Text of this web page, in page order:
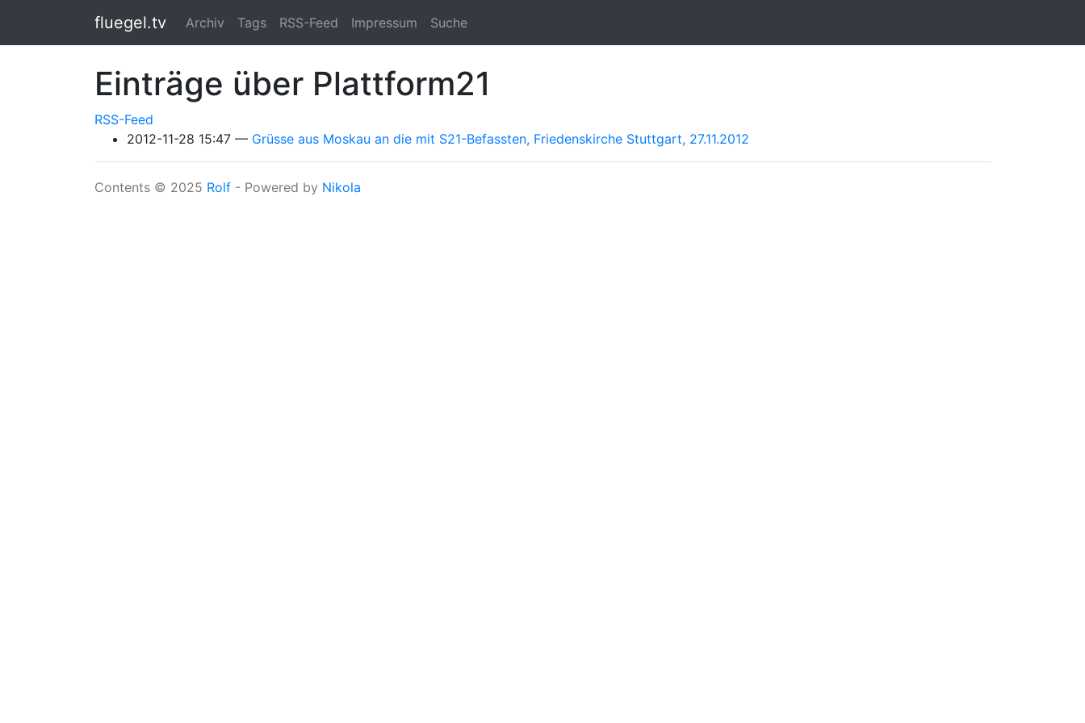
fluegel.tv Archiv Tags RSS-Feed Impressum Suche
Einträge über Plattform21
RSS-Feed
2012-11-28 15:47
Grüsse aus Moskau an die mit S21-Befassten, Friedenskirche Stuttgart, 27.11.2012
Contents © 2025 Rolf - Powered by Nikola